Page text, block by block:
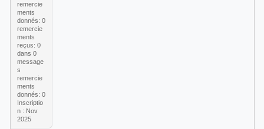
remercie
ments
donnés: 0
remercie
ments
reçus: 0
dans 0
message
s
remercie
ments
donnés: 0
Inscriptio
n : Nov
2025